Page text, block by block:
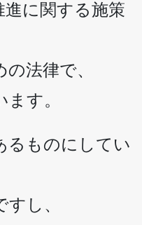
進に関する施策
法律で、
す。
るものにしてい
し、